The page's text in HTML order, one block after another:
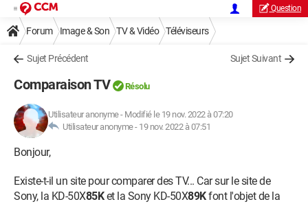
Question
Forum Image & Son TV & Vidéo Téléviseurs
Sujet Précédent Sujet Suivant
Comparaison TV Résolu
Utilisateur anonyme- Modifié le 19 nov. 2022 à 07:20
Utilisateur anonyme - 19 nov. 2022 à 07:51
Bonjour,
Existe-t-il un site pour comparer des TV... Car sur le site de
Sony, la KD-50X85Ket la Sony KD-50X89Kfont l'objet de la